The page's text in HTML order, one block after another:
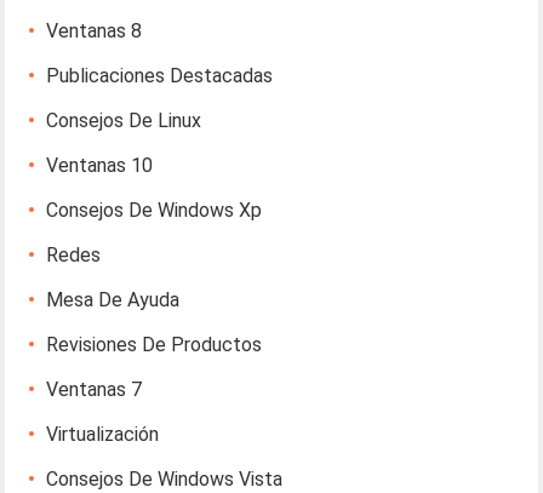
Ventanas 8
Publicaciones Destacadas
Consejos De Linux
Ventanas 10
Consejos De Windows Xp
Redes
Mesa De Ayuda
Revisiones De Productos
Ventanas 7
Virtualización
Consejos De Windows Vista